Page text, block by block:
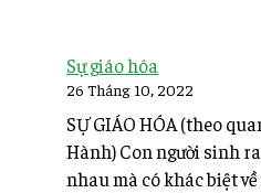
Sự giáo hóa
26 Tháng 10, 2022
SỰ GIÁO HÓA (theo
Hành) Con người sinh
nhau mà có khác biệt